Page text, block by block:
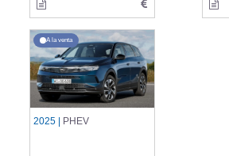
A la venta
2025 | PHEV